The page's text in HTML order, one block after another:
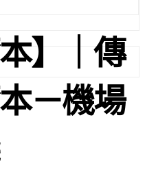
】｜傳
－機場